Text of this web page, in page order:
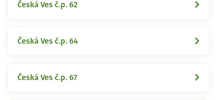
Česká Ves č.p. 62
Česká Ves č.p. 64
Česká Ves č.p. 67